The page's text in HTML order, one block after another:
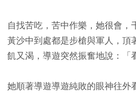
自找苦吃，苦中作樂，她很會，
黃沙中到處都是步槍與軍人，頂
飢又渴，導遊突然振奮地說：「
她順著導遊導遊純敗的眼神往